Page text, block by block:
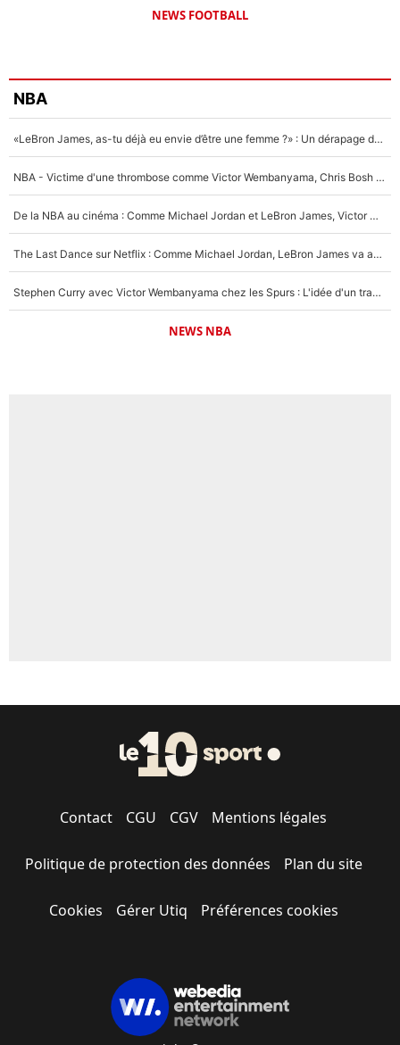
NEWS FOOTBALL
NBA
«LeBron James, as-tu déjà eu envie d’être une femme ?» : Un dérapage de Donald Trump sur la superstar de la NBA refait surface
NBA - Victime d'une thrombose comme Victor Wembanyama, Chris Bosh prévient le Français des risques sur sa santé : «J’ai failli mourir sur le coup et j’ai été ramené à la vie»
De la NBA au cinéma : Comme Michael Jordan et LeBron James, Victor Wembanyama rêve d'une carrière d'acteur !
The Last Dance sur Netflix : Comme Michael Jordan, LeBron James va avoir le droit à sa série !
Stephen Curry avec Victor Wembanyama chez les Spurs : L'idée d'un trade historique est lancée en NBA !
NEWS NBA
Contact CGU CGV Mentions légales
Politique de protection des données Plan du site
Cookies Gérer Utiq Préférences cookies